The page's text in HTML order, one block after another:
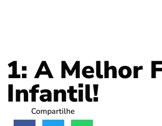
1: A Melhor
Infantil!
Compartilhe